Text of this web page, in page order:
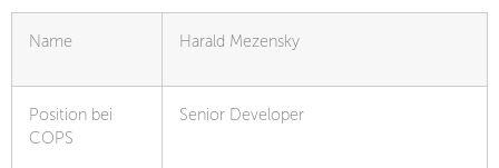
Name Harald Mezensky
Position bei
COPS
Senior Developer